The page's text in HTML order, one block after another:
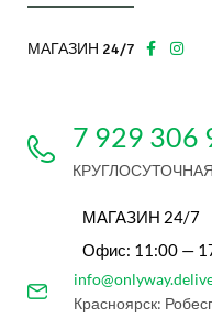
МАГАЗИН 24/7
7 929 306
МАГАЗИН 24/7
Офис: 11:00 —
Красноярск: